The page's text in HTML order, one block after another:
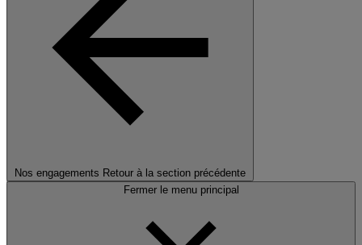
Nos engagements Retour à la section précédente
Fermer le menu principal